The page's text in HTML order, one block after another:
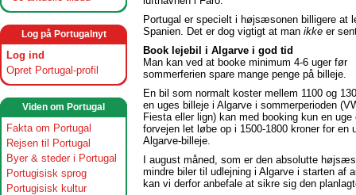
Log på Portugalnyt
Log ind
Opret Portugal-profil
Viden om Portugal
Fakta om Portugal
Rejsen til Portugal
Byer & steder i Portugal
Portugisisk sprog
Portugisisk kultur
Portugal er specielt i højsæsonen billigere at
Spanien. Det er dog vigtigt at man ikke er
Book lejebil i Algarve i god tid
Man kan ved at booke minimum 4-6 uger før
sommerferien spare mange penge på billeje.
En bil som normalt koster mellem 1100 og
en uges billeje i Algarve i sommerperioden
Fiesta eller lign) kan med booking kun en uge
forvejen let løbe op i 1500-1800 kroner for en
Algarve-billeje.
I august måned, som er den absolutte
mindre biler til udlejning i Algarve i starten af
kan vi derfor anbefale at sikre sig den